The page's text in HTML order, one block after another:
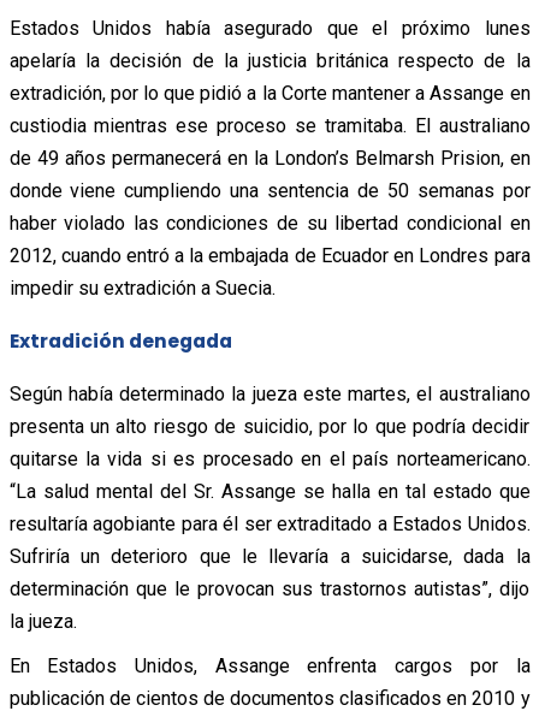
Estados Unidos había asegurado que el próximo lunes
apelaría la decisión de la justicia británica respecto de la
extradición, por lo que pidió a la Corte mantener a Assange en
custiodia mientras ese proceso se tramitaba. El australiano
de 49 años permanecerá en la London’s Belmarsh Prision, en
donde viene cumpliendo una sentencia de 50 semanas por
haber violado las condiciones de su libertad condicional en
2012, cuando entró a la embajada de Ecuador en Londres para
impedir su extradición a Suecia.
Extradición denegada
Según había determinado la jueza este martes, el australiano
presenta un alto riesgo de suicidio, por lo que podría decidir
quitarse la vida si es procesado en el país norteamericano.
“La salud mental del Sr. Assange se halla en tal estado que
resultaría agobiante para él ser extraditado a Estados Unidos.
Sufriría un deterioro que le llevaría a suicidarse, dada la
determinación que le provocan sus trastornos autistas”, dijo
la jueza.
En Estados Unidos, Assange enfrenta cargos por la
publicación de cientos de documentos clasificados en 2010 y